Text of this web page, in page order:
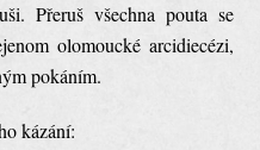
Přeruš všechna pouta se
olomoucké arcidiecézi,
pokáním.
kázání: